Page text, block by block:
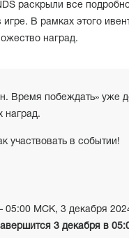
раскрыли все
В рамках этого
наград.
Время побеждать» уже
наград.
участвовать в событии!
МСК, 3 декабря
3 декабря в